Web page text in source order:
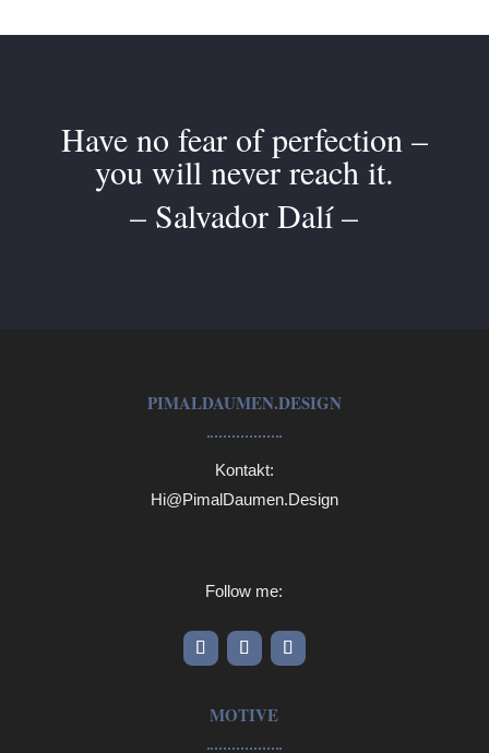
Have no fear of perfection –
you will never reach it.
– Salvador Dalí –
PIMALDAUMEN.DESIGN
Kontakt:
Hi@PimalDaumen.Design
Follow me:
MOTIVE